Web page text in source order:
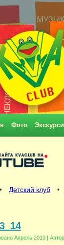
Фото
• Детский клуб •
Апрель 2013 |